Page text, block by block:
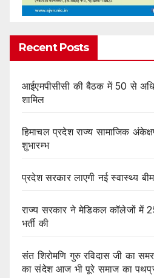
Recent Posts
आईएमपीसीसी की बैठक में 50 से
शामिल
हिमाचल प्रदेश राज्य सामाजिक
शुभारम्भ
प्रदेश सरकार लाएगी नई स्वास्थ्य
राज्य सरकार ने मेडिकल कॉलेजों में
भर्ती की
संत शिरोमणि गुरु रविदास जी का
का संदेश आज भी पूरे समाज का